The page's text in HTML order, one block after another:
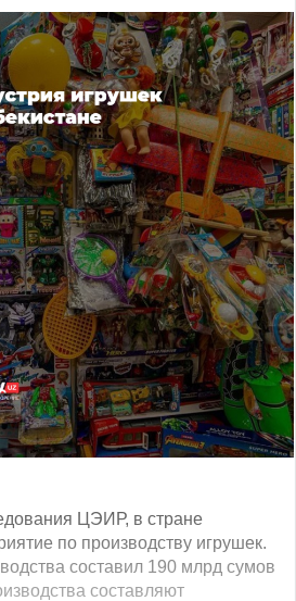
ЦЭИР, в стране
по производству игрушек.
составил 190 млрд сумов
составляют